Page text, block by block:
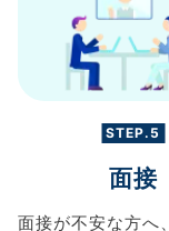
STEP.5
面接
面接が不安な方へ、